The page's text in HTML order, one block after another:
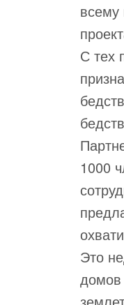
всему
С тех
1000
Это